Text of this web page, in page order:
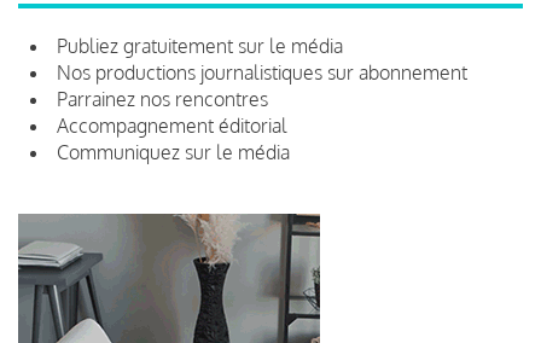
Publiez gratuitement sur le média
Nos productions journalistiques sur abonnement
Parrainez nos rencontres
Accompagnement éditorial
Communiquez sur le média